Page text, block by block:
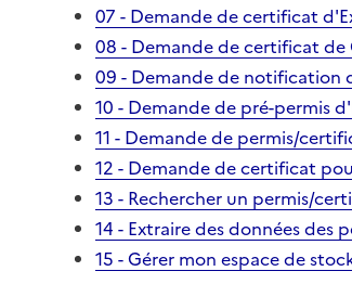
07 - Demande de certificat
08 - Demande de certificat
09 - Demande de notification
10 - Demande de pré-permis
11 - Demande de permis/
12 - Demande de certificat
13 - Rechercher un permis/
14 - Extraire des données des
15 - Gérer mon espace de